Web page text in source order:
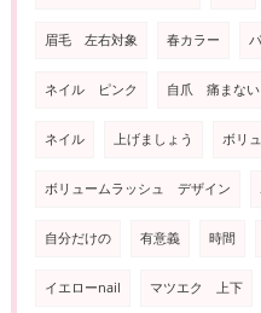
眉毛 左右対象 春カラー
ネイル ピンク 自爪 痛まない
ネイル 上げましょう ボリ
ボリュームラッシュ デザイン
自分だけの 有意義 時間
イエローnail マツエク 上下